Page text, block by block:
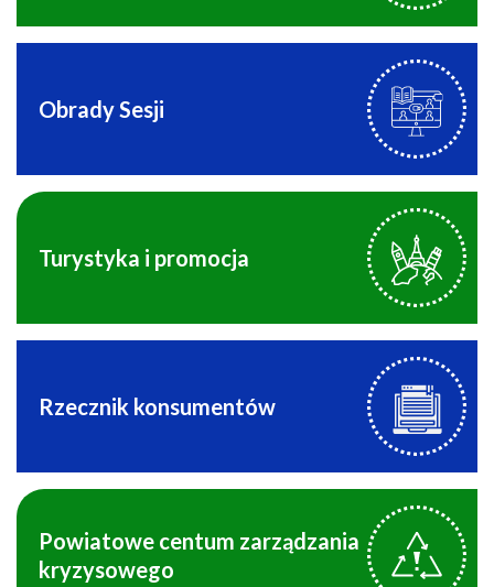
Obrady Sesji
Turystyka i promocja
Rzecznik konsumentów
Powiatowe centum zarządzania
kryzysowego